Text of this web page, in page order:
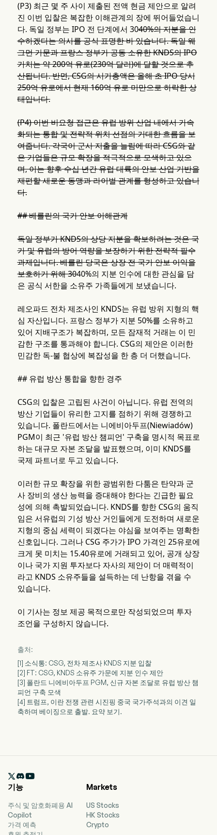
(P3) 최근 몇 주 사이 제출된 전액 현금 제안으로 알려
진 이번 입찰은 복잡한 이해관계의 장에 뛰어들었습니
다. 독일 정부는 IPO 전 단계에서 3040%의 지분을 인
수하겠다는 의사를 공식 표명한 바 있습니다. 독일 웨
그먼 가문과 프랑스 정부가 공동 소유한 KNDS의 IPO
가치는 약 200억 유로(230억 달러)에 달할 것으로 추
산됩니다. 반면, CSG의 시가총액은 올해 초 IPO 당시
250억 유로에서 현재 160억 유로 미만으로 하락한 상
태입니다.
(P4) 이번 비요청 접근은 유럽 방위 산업 내에서 가속
화되는 통합 및 전략적 위치 선점의 거대한 흐름을 보
여줍니다. 각국이 군사 지출을 늘림에 따라 CSG와 같
은 기업들은 규모 확장을 적극적으로 모색하고 있으
며, 이는 향후 수십 년간 유럽 대륙의 안보 산업 기반을
재편할 새로운 동맹과 라이벌 관계를 형성하고 있습니
다.
## 베를린의 국가 안보 이해관계
독일 정부가 KNDS의 상당 지분을 확보하려는 것은 국
가 및 유럽의 방어 역량을 보장하기 위한 전략적 필수
과제입니다. 베를린 당국은 상장 전 국가 안보 이익을
보호하기 위해 3040%의 지분 인수에 대한 관심을 담
은 공식 서한을 소유주 가족들에게 보냈습니다.
레오파드 전차 제조사인 KNDS는 유럽 방위 지형의 핵
심 자산입니다. 프랑스 정부가 지분 50%를 소유하고
있어 지배구조가 복잡하며, 모든 잠재적 거래는 이 민
감한 구조를 통과해야 합니다. CSG의 제안은 이러한
민감한 독-불 협상에 복잡성을 한 층 더 더했습니다.
## 유럽 방산 통합을 향한 경주
CSG의 입찰은 고립된 사건이 아닙니다. 유럽 전역의
방산 기업들이 유리한 고지를 점하기 위해 경쟁하고
있습니다. 폴란드에서는 니에비아두프(Niewiadów)
PGM이 최근 '유럽 방산 챔피언' 구축을 명시적 목표로
하는 대규모 자본 조달을 발표했으며, 이미 KNDS를
국제 파트너로 두고 있습니다.
이러한 규모 확장을 위한 광범위한 다툼은 탄약과 군
사 장비의 생산 능력을 증대해야 한다는 긴급한 필요
성에 의해 촉발되었습니다. KNDS를 향한 CSG의 움직
임은 서유럽의 기성 방산 거인들에게 도전하며 새로운
지형의 중심 세력이 되겠다는 야심을 보여주는 명확한
신호입니다. 그러나 CSG 주가가 IPO 가격인 25유로에
크게 못 미치는 15.40유로에 거래되고 있어, 공개 상장
이나 국가 지원 투자보다 자사의 제안이 더 매력적이
라고 KNDS 소유주들을 설득하는 데 난항을 겪을 수
있습니다.
이 기사는 정보 제공 목적으로만 작성되었으며 투자
조언을 구성하지 않습니다.
출처:
[1] 소식통: CSG, 전차 제조사 KNDS 지분 입찰
[2] FT: CSG, KNDS 소유주 가문에 지분 인수 제안
[3] 폴란드 니에비아두프 PGM, 신규 자본 조달로 유럽 방산 챔
피언 구축 모색
[4] 트럼프, 이란 전쟁 관련 시진핑 중국 국가주석과의 이견 일
축하며 베이징으로 출발. 요약 보기.

기능
주식 및 암호화폐용 AI
Copilot
가격 예측
Markets
US Stocks
HK Stocks
Crypto